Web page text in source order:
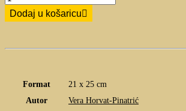
Dodaj u košaricu
Format
21 x 25 cm
Autor
Vera Horvat-Pinatrić